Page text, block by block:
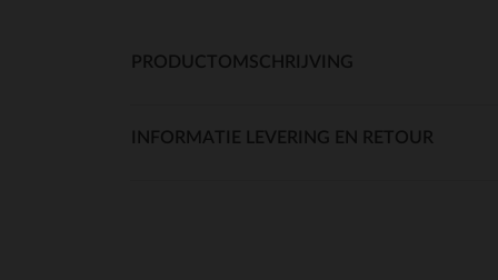
PRODUCTOMSCHRIJVING
INFORMATIE LEVERING EN RETOUR